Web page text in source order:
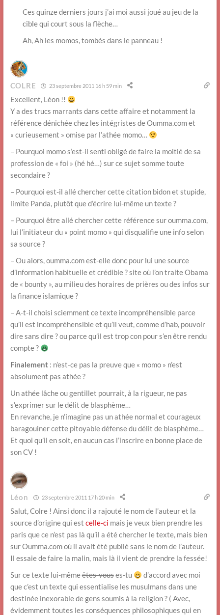
Ces quinze derniers jours j’ai moi aussi joué au jeu de la
cible qui court sous la flèche…
Ah, Ah les momos, tombés dans le panneau !
COLRE 23 septembre 2011 16 h 59 min
Excellent, Léon !!
Y a des trucs marrants dans cette affaire et notamment la
référence dénichée chez les intégristes de Oumma.com et
« curieusement » omise par l’athée momo…
– Pourquoi momo s’est-il senti obligé de faire la moitié de sa
profession de « foi » (hé hé…) sur ce sujet somme toute
secondaire ?
– Pourquoi est-il allé chercher cette citation bidon et stupide,
limite Panda, plutôt que d’écrire lui-même un texte ?
– Pourquoi être allé chercher cette référence sur oumma.com,
lui l’initiateur du « point momo » qui disqualifie une info selon
sa source ?
– Ou alors, oumma.com est-elle donc pour lui une source
d’information habituelle et crédible ? site où l’on traite Obama
de « bounty », au milieu des horaires de prières ou des infos sur
la finance islamique ?
– A-t-il choisi sciemment ce texte incompréhensible parce
qu’il est incompréhensible et qu’il veut, comme d’hab, pouvoir
dire sans dire ? ou parce qu’il est trop con pour s’en être rendu
compte ?
Finalement: n’est-ce pas la preuve que « momo » n’est
absolument pas athée ?
Un athée lâche ou gentillet pourrait, à la rigueur, ne pas
s’exprimer sur le délit de blasphème…
En revanche, je n’imagine pas un athée normal et courageux
baragouiner cette pitoyable défense du délit de blasphème…
Et quoi qu’il en soit, en aucun cas l’inscrire en bonne place de
son CV !
Léon 23 septembre 2011 17 h 20 min
Salut, Colre ! Ainsi donc il a rajouté le nom de l’auteur et la
source d’origine qui est celle-ci mais je veux bien prendre les
paris que ce n’est pas là qu’il a été chercher le texte, mais bien
sur Oumma.com où il avait été publié sans le nom de l’auteur.
Il essaie de faire la malin, mais là il vient de prendre la fessée!
Sur ce texte lui-mêmeêtes-vouses-tu
d’accord avec moi
que c’est un texte qui essentialise les musulmans dans une
destinée inexorable de gens soumis à la religion ? ( Avec,
évidemment toutes les conséquences philosophiques qui en